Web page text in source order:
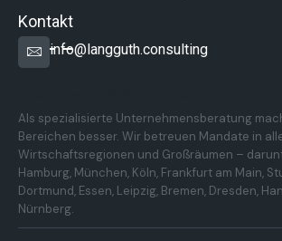
Kontakt
info@langguth.consulting
Als spezialisierte Unternehmensberatung
Bereichen besser. Wir betreuen Mandate in
Wirtschaftsregionen und Großräumen –
Hamburg, München, Köln, Frankfurt am Main,
Dortmund, Essen, Leipzig, Bremen, Dresden,
Nürnberg.